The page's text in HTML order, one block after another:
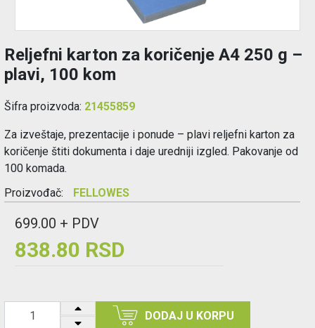
Reljefni karton za koričenje A4 250 g –
plavi, 100 kom
Šifra proizvoda: 21455859
Za izveštaje, prezentacije i ponude – plavi reljefni karton za
koričenje štiti dokumenta i daje uredniji izgled. Pakovanje od
100 komada.
Proizvođač:
FELLOWES
699.00 + PDV
838.80 RSD
DODAJ U KORPU